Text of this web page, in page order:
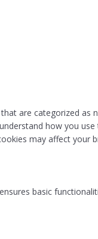
are categorized as
how you
may affect your
basic